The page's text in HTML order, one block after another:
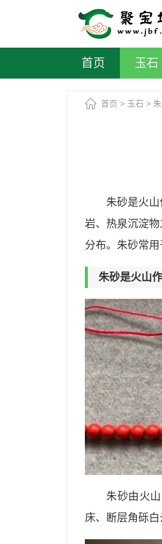
首页 玉石
首页 > 玉石 >
朱砂是火
岩、热泉沉淀
分布。朱砂常用
朱砂是火山
朱砂由火
床、断层角砾白